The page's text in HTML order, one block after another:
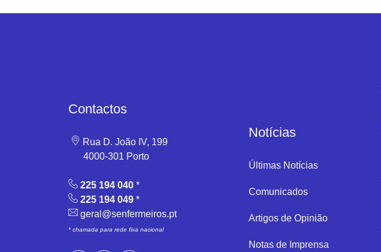
Contactos
Rua D. João IV, 199
4000-301 Porto
225 194 040 *
225 194 049 *
geral@senfermeiros.pt
* chamada para rede fixa nacional
Notícias
Últimas Notícias
Comunicados
Artigos de Opinião
Notas de Imprensa